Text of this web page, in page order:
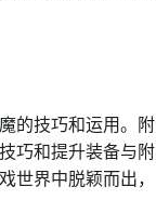
的技巧和运用。附
巧和提升装备与附
世界中脱颖而出，